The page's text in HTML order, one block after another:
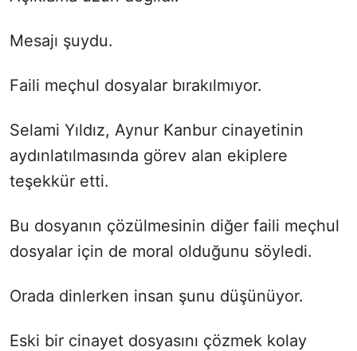
Mesajı şuydu.
Faili meçhul dosyalar bırakılmıyor.
Selami Yıldız, Aynur Kanbur cinayetinin
aydınlatılmasında görev alan ekiplere
teşekkür etti.
Bu dosyanın çözülmesinin diğer faili meçhul
dosyalar için de moral olduğunu söyledi.
Orada dinlerken insan şunu düşünüyor.
Eski bir cinayet dosyasını çözmek kolay